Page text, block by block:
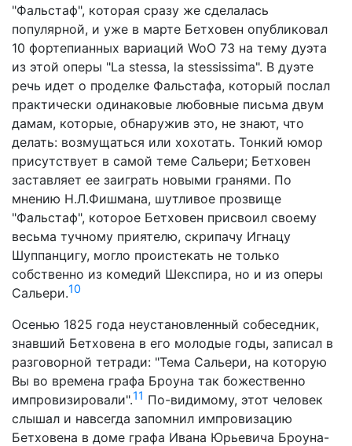
"Фальстаф", которая сразу же сделалась
популярной, и уже в марте Бетховен опубликовал
10 фортепианных вариаций WoO 73 на тему дуэта
из этой оперы "La stessa, la stessissima". В дуэте
речь идет о проделке Фальстафа, который послал
практически одинаковые любовные письма двум
дамам, которые, обнаружив это, не знают, что
делать: возмущаться или хохотать. Тонкий юмор
присутствует в самой теме Сальери; Бетховен
заставляет ее заиграть новыми гранями. По
мнению Н.Л.Фишмана, шутливое прозвище
"Фальстаф", которое Бетховен присвоил своему
весьма тучному приятелю, скрипачу Игнацу
Шуппанцигу, могло проистекать не только
собственно из комедий Шекспира, но и из оперы
Сальери.10
Осенью 1825 года неустановленный собеседник,
знавший Бетховена в его молодые годы, записал в
разговорной тетради: "Тема Сальери, на которую
Вы во времена графа Броуна так божественно
импровизировали".11 По-видимому, этот человек
слышал и навсегда запомнил импровизацию
Бетховена в доме графа Ивана Юрьевича Броуна-